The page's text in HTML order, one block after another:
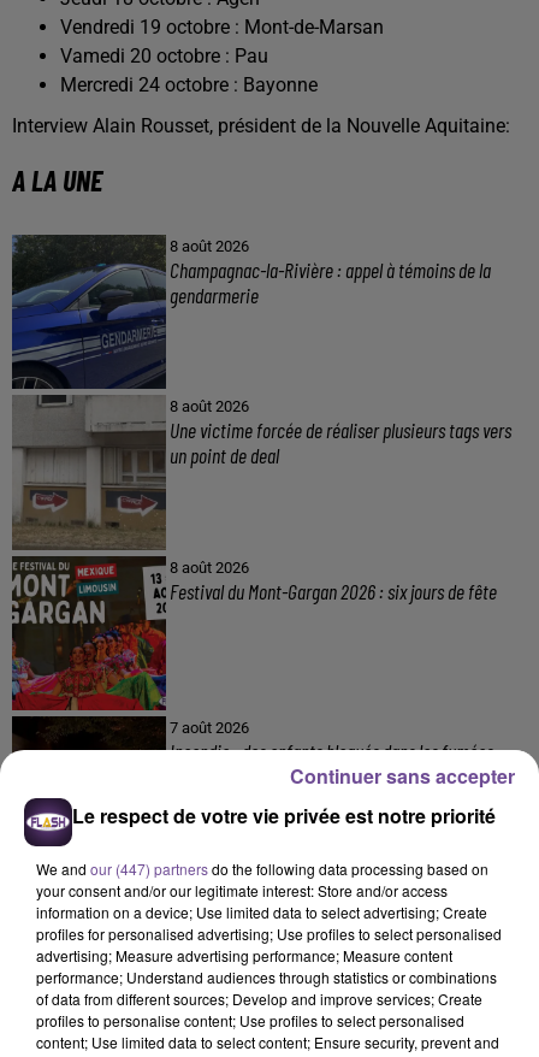
Vendredi 19 octobre : Mont-de-Marsan
Vamedi 20 octobre : Pau
Mercredi 24 octobre : Bayonne
Interview Alain Rousset, président de la Nouvelle Aquitaine:
A LA UNE
8 août 2026
Champagnac-la-Rivière : appel à témoins de la
gendarmerie
8 août 2026
Une victime forcée de réaliser plusieurs tags vers
un point de deal
8 août 2026
Festival du Mont-Gargan 2026 : six jours de fête
7 août 2026
Incendie : des enfants bloqués dans les fumées
DERNIERS TITRES
Le respect de votre vie privée est notre priorité
We and our (447) partnersdo the following data processing based on
your consent and/or our legitimate interest: Store and/or access
information on a device; Use limited data to select advertising; Create
profiles for personalised advertising; Use profiles to select personalised
advertising; Measure advertising performance; Measure content
performance; Understand audiences through statistics or combinations
of data from different sources; Develop and improve services; Create
profiles to personalise content; Use profiles to select personalised
content; Use limited data to select content; Ensure security, prevent and
Continuer sans accepter